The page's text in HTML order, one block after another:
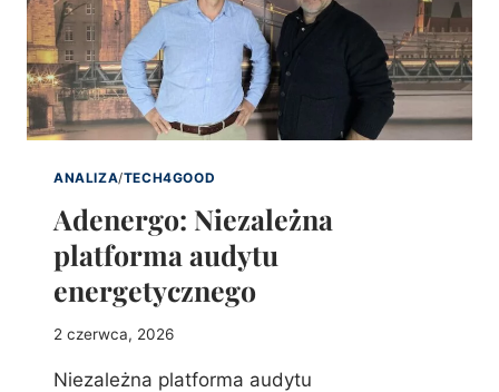
ANALIZA/TECH4GOOD
Adenergo: Niezależna
platforma audytu
energetycznego
2 czerwca, 2026
Niezależna platforma audytu